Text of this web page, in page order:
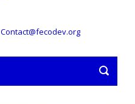
Contact@fecodev.org